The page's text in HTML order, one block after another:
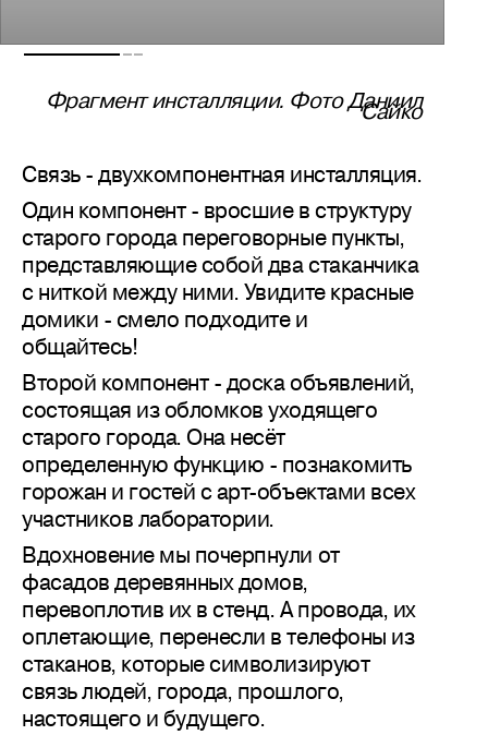
Фрагмент инсталляции. Фото Даниил
Сайко
Связь - двухкомпонентная инсталляция.
Один компонент - вросшие в структуру
старого города переговорные пункты,
представляющие собой два стаканчика
с ниткой между ними. Увидите красные
домики - смело подходите и
общайтесь!
Второй компонент - доска объявлений,
состоящая из обломков уходящего
старого города. Она несёт
определенную функцию - познакомить
горожан и гостей с арт-объектами всех
участников лаборатории.
Вдохновение мы почерпнули от
фасадов деревянных домов,
перевоплотив их в стенд. А провода, их
оплетающие, перенесли в телефоны из
стаканов, которые символизируют
связь людей, города, прошлого,
настоящего и будущего.